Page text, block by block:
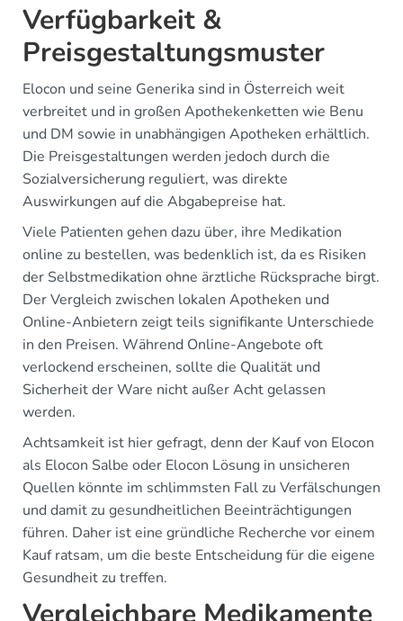
Verfügbarkeit &
Preisgestaltungsmuster
Elocon und seine Generika sind in Österreich weit
verbreitet und in großen Apothekenketten wie Benu
und DM sowie in unabhängigen Apotheken erhältlich.
Die Preisgestaltungen werden jedoch durch die
Sozialversicherung reguliert, was direkte
Auswirkungen auf die Abgabepreise hat.
Viele Patienten gehen dazu über, ihre Medikation
online zu bestellen, was bedenklich ist, da es Risiken
der Selbstmedikation ohne ärztliche Rücksprache birgt.
Der Vergleich zwischen lokalen Apotheken und
Online-Anbietern zeigt teils signifikante Unterschiede
in den Preisen. Während Online-Angebote oft
verlockend erscheinen, sollte die Qualität und
Sicherheit der Ware nicht außer Acht gelassen
werden.
Achtsamkeit ist hier gefragt, denn der Kauf von Elocon
als Elocon Salbe oder Elocon Lösung in unsicheren
Quellen könnte im schlimmsten Fall zu Verfälschungen
und damit zu gesundheitlichen Beeinträchtigungen
führen. Daher ist eine gründliche Recherche vor einem
Kauf ratsam, um die beste Entscheidung für die eigene
Gesundheit zu treffen.